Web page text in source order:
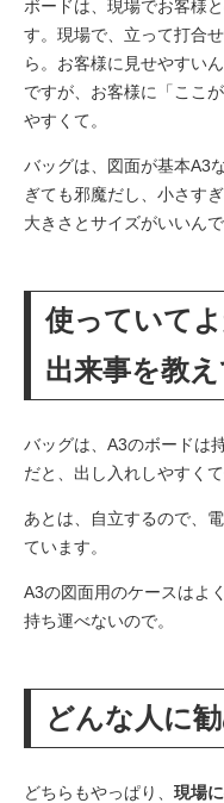
ボードは、現場でお客様
す。現場で、立って打合
ら。お客様に見せやすい
ですが、お客様に「ここ
やすくて。
バッグは、図面が基本A3
ぎても邪魔だし、小さす
大きさとサイズがいいんで
使っていて
出来事を教え
バッグは、A3のボードは
だと、出し入れしやすく
あとは、自立するので、
ています。
A3の図面用のケースはよ
持ち運べないので。
どんな人に
どちらもやっぱり、 現場